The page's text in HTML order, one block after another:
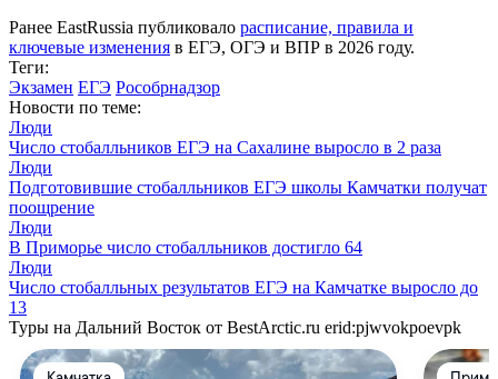
Ранее EastRussia публиковало расписание, правила и
ключевые изменения в ЕГЭ, ОГЭ и ВПР в 2026 году.
Теги:
Экзамен ЕГЭ Рособрнадзор
Новости по теме:
Люди
Число стобалльников ЕГЭ на Сахалине выросло в 2 раза
Люди
Подготовившие стобалльников ЕГЭ школы Камчатки получат
поощрение
Люди
В Приморье число стобалльников достигло 64
Люди
Число стобалльных результатов ЕГЭ на Камчатке выросло до
13
Туры на Дальний Восток от BestArctic.ru erid:pjwvokpoevpk